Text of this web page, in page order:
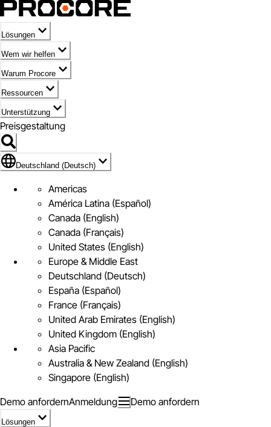
Lösungen
Wem wir helfen
Warum Procore
Ressourcen
Unterstützung
Preisgestaltung
Markieren des Symbols für Deutschland (Deutsch)
Deutschland (Deutsch)
Americas
América Latina (Español)
Canada (English)
Canada (Français)
United States (English)
Europe & Middle East
Deutschland (Deutsch)
España (Español)
France (Français)
United Arab Emirates (English)
United Kingdom (English)
Asia Pacific
Australia & New Zealand (English)
Singapore (English)
Demo anfordernAnmeldung Demo anfordern
Lösungen